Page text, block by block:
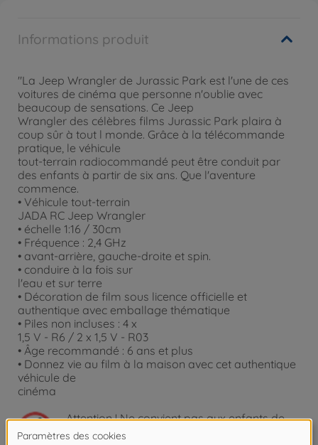
Informations produit
"La Jeep Wrangler de Jurassic Park est l'une de ces
voitures de cinéma que personne n'oublie avec
beaucoup de sensations. Ce Jeep
Wrangler des célèbres films Jurassic Park plaira à
coup sûr à tout l monde. Grâce à la télécommande
pratique, le véhicule
tout-terrain radiocommandé peut être conduit par
des enfants à partir de six ans. Que l'aventure
commence.
• Véhicule tout-terrain
JADA RC Jeep Wrangler
• échelle 1:16 / 30cm
• Fréquence : 2,4 GHz
• avant-arrière, gauche-droite et spin.
• conduire à la fois sur
l'eau et sur terre
• Décoration de film sous licence officielle et
authentique avec emballage thématique
• Piles non incluses : 4 x
1,5 V - R6 / 2 x 1,5 V - R03
• Âge recommandé : 6 ans et plus
• Donnez vie au film à la maison avec cet authentique
véhicule de
cinéma
Attention !Ne convient pas aux enfants de
moins de 3 ans. Risque d'asphyxie lié à la